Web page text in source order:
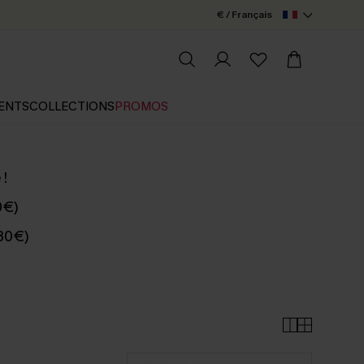
€ / Français
COLLECTIONSPROMOS